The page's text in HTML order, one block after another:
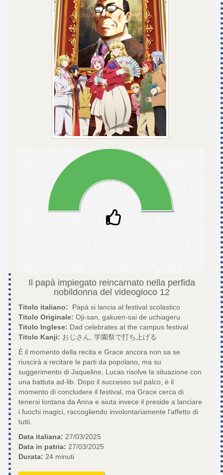
Il papà impiegato reincarnato nella perfida
nobildonna del videogioco12
Titolo italiano:
Papà si lancia al festival scolastico
Titolo Originale: Oji-san, gakuen-sai de uchiageru
Titolo Inglese: Dad celebrates at the campus festival
Titolo Kanji: おじさん, 学園祭で打ち上げる
È il momento della recita e Grace ancora non sa se
riuscirà a recitare le parti da popolano, ma su
suggerimento di Jaqueline, Lucas risolve la situazione con
una battuta ad-lib. Dopo il successo sul palco, è il
momento di concludere il festival, ma Grace cerca di
tenersi lontana da Anna e aiuta invece il preside a lanciare
i fuochi magici, raccogliendo involontariamente l'affetto di
tutti.
Data italiana: 27/03/2025
Data in patria: 27/03/2025
Durata: 24 minuti